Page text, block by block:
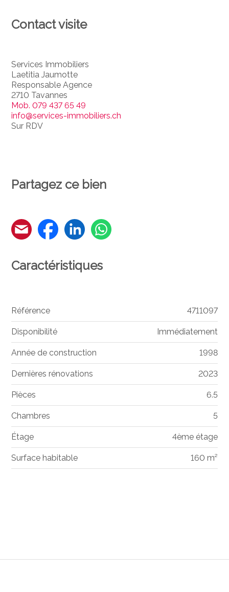
Contact visite
Services Immobiliers
Laetitia Jaumotte
Responsable Agence
2710 Tavannes
Mob.079 437 65 49
info@services-immobiliers.ch
Sur RDV
Partagez ce bien
Caractéristiques
Référence 4711097
Disponibilité Immédiatement
Année de construction 1998
Dernières rénovations 2023
Pièces 6.5
Chambres 5
Étage 4ème étage
Surface habitable 160 m²